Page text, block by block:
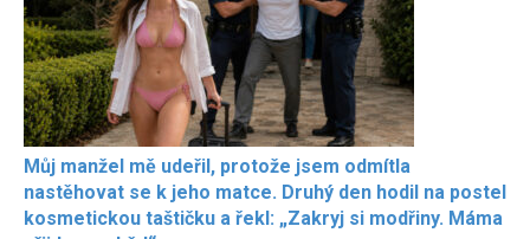
Můj manžel mě udeřil, protože jsem odmítla
nastěhovat se k jeho matce. Druhý den hodil na postel
kosmetickou taštičku a řekl: „Zakryj si modřiny. Máma